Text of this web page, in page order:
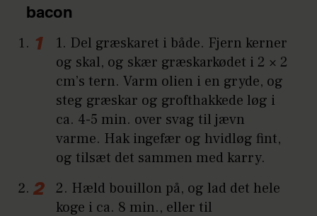
bacon
1. Del græskaret i både. Fjern kerner
og skal, og skær græskarkødet i 2 × 2
cm’s tern. Varm olien i en gryde, og
steg græskar og grofthakkede løg i
ca. 4-5 min. over svag til jævn
varme. Hak ingefær og hvidløg fint,
og tilsæt det sammen med karry.
2. Hæld bouillon på, og lad det hele
koge i ca. 8 min., eller til